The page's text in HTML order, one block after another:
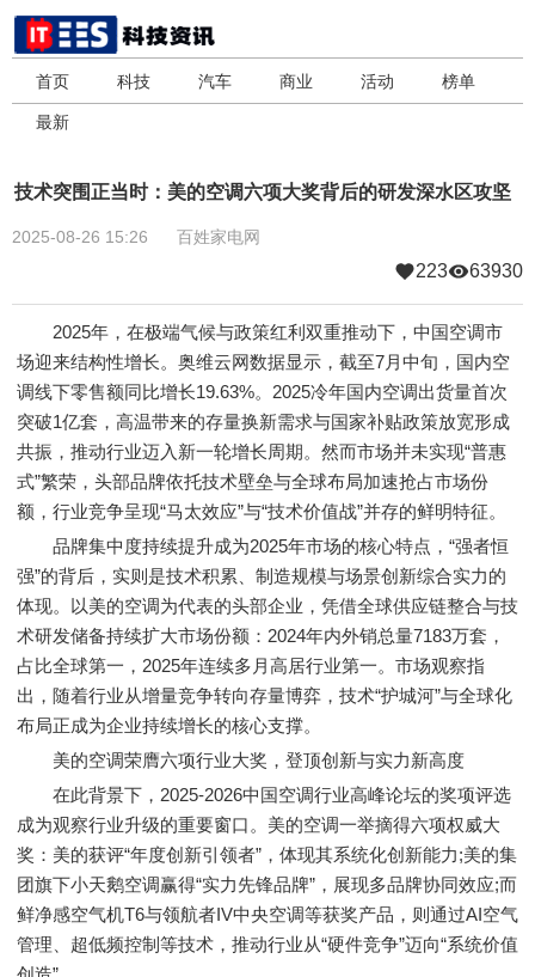
首页 科技 汽车 商业 活动 榜单
最新
技术突围正当时：美的空调六项大奖背后的研发深水区攻坚
2025-08-26 15:26 百姓家电网
223 63930
2025年，在极端气候与政策红利双重推动下，中国空调市
场迎来结构性增长。奥维云网数据显示，截至7月中旬，国内空
调线下零售额同比增长19.63%。2025冷年国内空调出货量首次
突破1亿套，高温带来的存量换新需求与国家补贴政策放宽形成
共振，推动行业迈入新一轮增长周期。然而市场并未实现“普惠
式”繁荣，头部品牌依托技术壁垒与全球布局加速抢占市场份
额，行业竞争呈现“马太效应”与“技术价值战”并存的鲜明特征。
品牌集中度持续提升成为2025年市场的核心特点，“强者恒
强”的背后，实则是技术积累、制造规模与场景创新综合实力的
体现。以美的空调为代表的头部企业，凭借全球供应链整合与技
术研发储备持续扩大市场份额：2024年内外销总量7183万套，
占比全球第一，2025年连续多月高居行业第一。市场观察指
出，随着行业从增量竞争转向存量博弈，技术“护城河”与全球化
布局正成为企业持续增长的核心支撑。
美的空调荣膺六项行业大奖，登顶创新与实力新高度
在此背景下，2025-2026中国空调行业高峰论坛的奖项评选
成为观察行业升级的重要窗口。美的空调一举摘得六项权威大
奖：美的获评“年度创新引领者”，体现其系统化创新能力;美的集
团旗下小天鹅空调赢得“实力先锋品牌”，展现多品牌协同效应;而
鲜净感空气机T6与领航者IV中央空调等获奖产品，则通过AI空气
管理、超低频控制等技术，推动行业从“硬件竞争”迈向“系统价值